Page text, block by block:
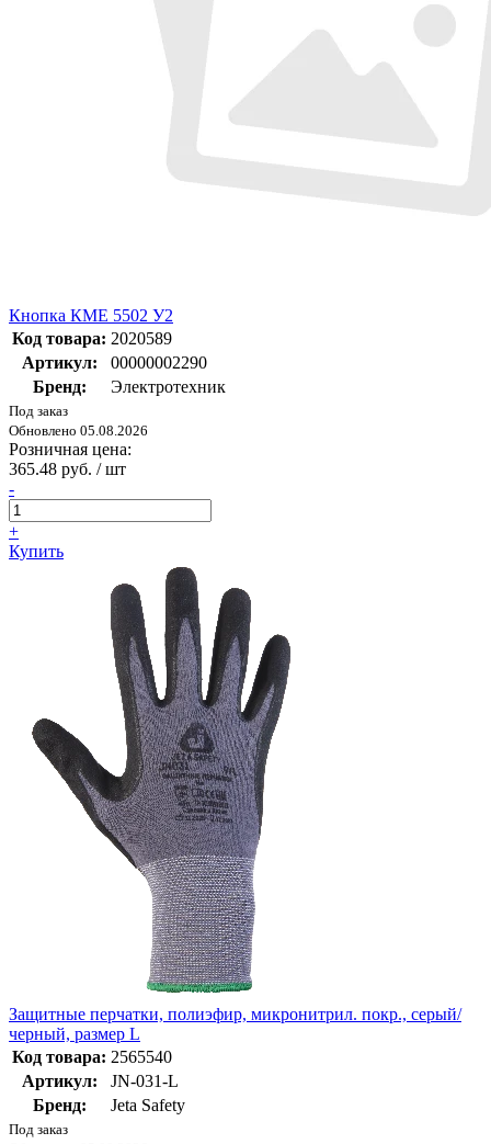
Кнопка КМЕ 5502 У2
Код товара: 2020589
Артикул:
00000002290
Бренд:
Электротехник
Под заказ
Обновлено 05.08.2026
Розничная цена:
365.48 руб. / шт
-
+
Купить
Защитные перчатки, полиэфир, микронитрил. покр., серый/
черный, размер L
Код товара: 2565540
Артикул:
JN-031-L
Бренд:
Jeta Safety
Под заказ